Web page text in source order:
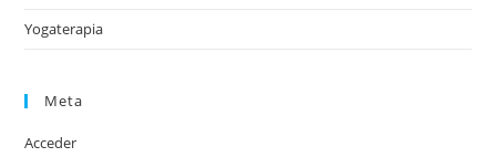
Yogaterapia
Meta
Acceder